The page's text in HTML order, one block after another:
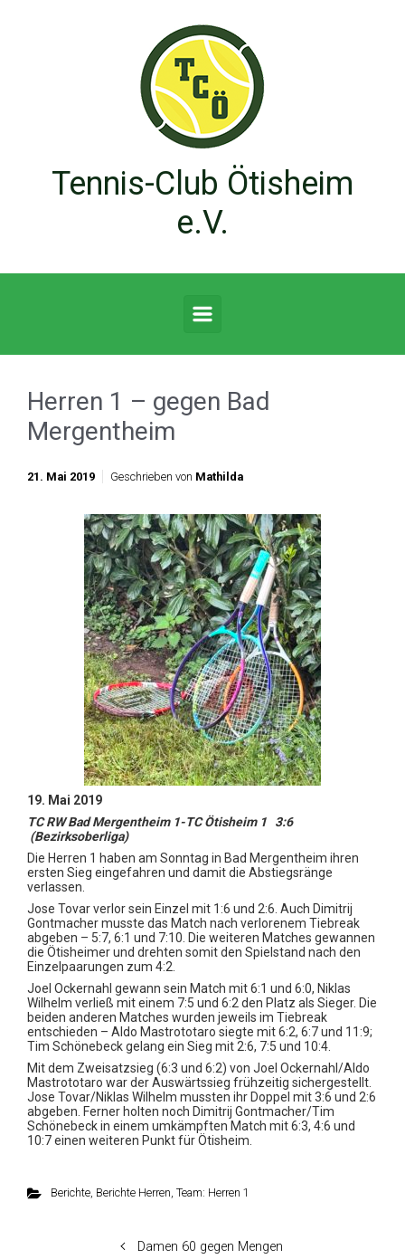
Tennis-Club Ötisheim
e.V.
Herren 1 – gegen Bad
Mergentheim
21. Mai 2019 Geschrieben von Mathilda
19. Mai 2019
TC RW Bad Mergentheim 1-TC Ötisheim 1 3:6
(Bezirksoberliga)
Die Herren 1 haben am Sonntag in Bad Mergentheim ihren
ersten Sieg eingefahren und damit die Abstiegsränge
verlassen.
Jose Tovar verlor sein Einzel mit 1:6 und 2:6. Auch Dimitrij
Gontmachermusste das Match nach verlorenem Tiebreak
abgeben – 5:7, 6:1 und 7:10. Die weiteren Matches gewannen
die Ötisheimerund drehten somit den Spielstand nach den
Einzelpaarungen zum 4:2.
Joel Ockernahl gewann sein Match mit 6:1 und 6:0, Niklas
Wilhelm verließ mit einem 7:5 und 6:2 den Platz als Sieger. Die
beiden anderen Matches wurden jeweils im Tiebreak
entschieden – Aldo Mastrototaro siegte mit 6:2, 6:7 und 11:9;
Tim Schönebeck gelang ein Sieg mit 2:6, 7:5 und 10:4.
Mit dem Zweisatzsieg (6:3 und 6:2) von Joel Ockernahl /Aldo
Mastrototaro war der Auswärtssieg frühzeitig sichergestellt.
Jose Tovar/Niklas Wilhelm mussten ihr Doppel mit 3:6 und 2:6
abgeben. Ferner holten noch Dimitrij Gontmacher/Tim
Schönebeck in einem umkämpften Match mit 6:3, 4:6 und
10:7 einen weiteren Punkt für Ötisheim.
Berichte, Berichte Herren, Team: Herren 1
Damen 60 gegen Mengen